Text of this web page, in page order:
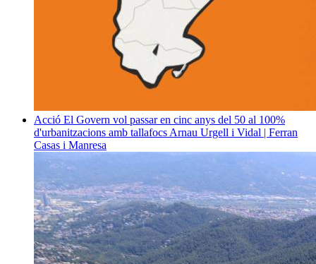
Acció El Govern vol passar en cinc anys del 50 al 100%
d'urbanitzacions amb tallafocs Arnau Urgell i Vidal | Ferran
Casas i Manresa